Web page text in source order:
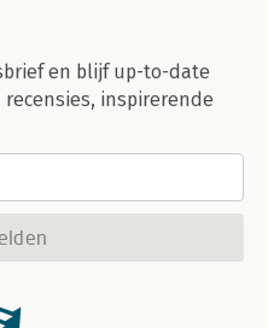
en blijf up-to-date
inspirerende